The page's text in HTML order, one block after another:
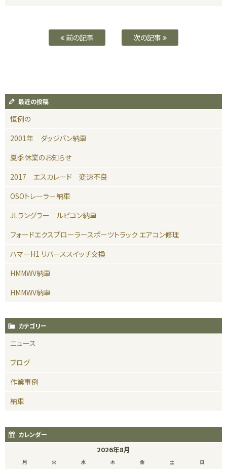
前の記事 次の記事
最近の投稿
恒例の
2001年 ダッジバン納車
夏季休業のお知らせ
2017 エスカレード 変速不良
OSOトレーラー納車
JLラングラー ルビコン納車
フォードエクスプローラースポーツトラック エアコン修理
ハマーH1 リバーススイッチ交換
HMMWV納車
HMMWV納車
カテゴリー
ニュース
ブログ
作業事例
納車
カレンダー
2026年8月
月 火 水 木 金 土 日